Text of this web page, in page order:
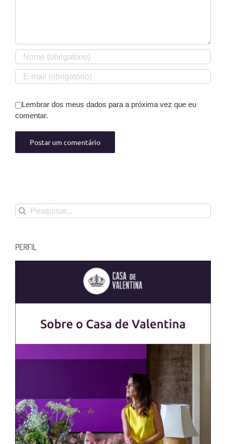
Lembrar dos meus dados para a próxima vez que eu
comentar.
Buscar
resultados
PERFIL